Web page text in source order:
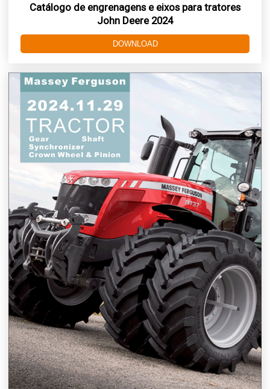
Catálogo de engrenagens e eixos para tratores
John Deere 2024
DOWNLOAD